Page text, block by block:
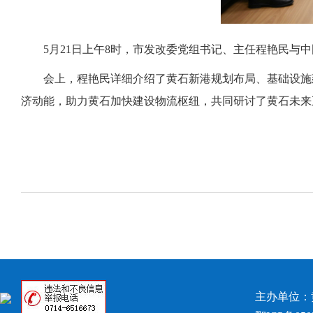
5月21日上午8时，市发改委党组书记、主任程艳民与
会上，程艳民详细介绍了黄石新港规划布局、基础设
济动能，助力黄石加快建设物流枢纽，共同研讨了黄石未
主办单位